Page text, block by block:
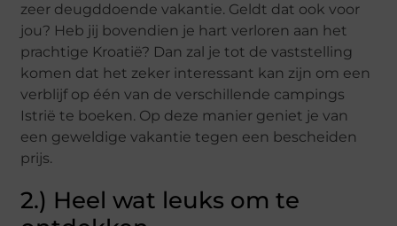
zeer deugddoende vakantie. Geldt dat ook voor
jou? Heb jij bovendien je hart verloren aan het
prachtige Kroatië? Dan zal je tot de vaststelling
komen dat het zeker interessant kan zijn om een
verblijf op één van de verschillende campings
Istrië te boeken. Op deze manier geniet je van
een geweldige vakantie tegen een bescheiden
prijs.
2.) Heel wat leuks om te